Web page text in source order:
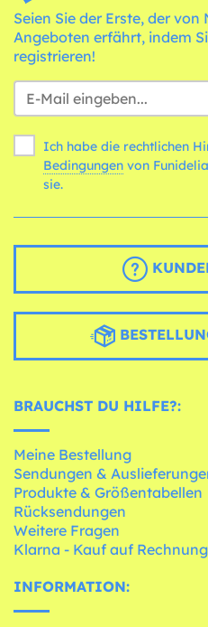
Seien Sie der Erste, der
Angeboten erfährt, indem
registrieren!
Ich habe die rechtlichen
Bedingungen
sie.
BRAUCHST DU HILFE?:
Meine Bestellung
Sendungen &
Produkte & Größentabellen
Rücksendungen
Weitere Fragen
Klarna - Kauf auf Rechnung
INFORMATION: